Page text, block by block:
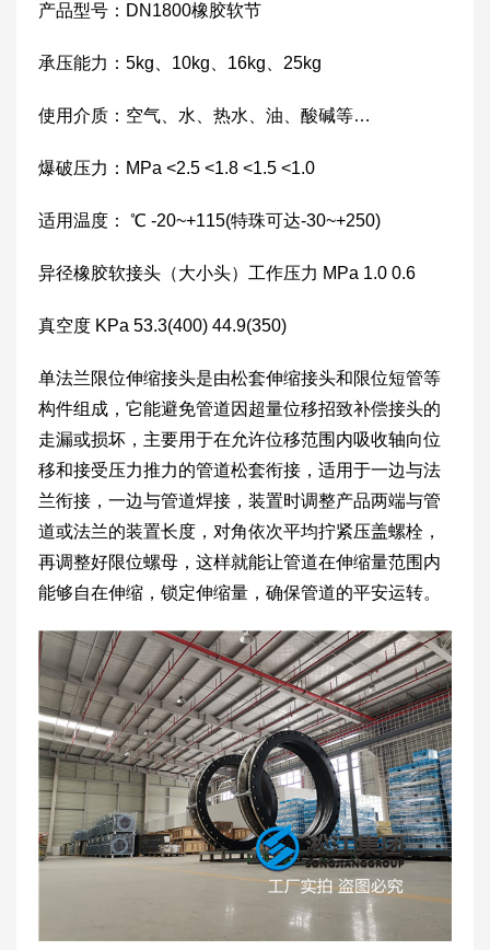
产品型号：DN1800橡胶软节
承压能力：5kg、10kg、16kg、25kg
使用介质：空气、水、热水、油、酸碱等…
爆破压力：MPa <2.5 <1.8 <1.5 <1.0
适用温度： ℃ -20~+115(特珠可达-30~+250)
异径橡胶软接头（大小头）工作压力 MPa 1.0 0.6
真空度 KPa 53.3(400) 44.9(350)
单法兰限位伸缩接头是由松套伸缩接头和限位短管等
构件组成，它能避免管道因超量位移招致补偿接头的
走漏或损坏，主要用于在允许位移范围内吸收轴向位
移和接受压力推力的管道松套衔接，适用于一边与法
兰衔接，一边与管道焊接，装置时调整产品两端与管
道或法兰的装置长度，对角依次平均拧紧压盖螺栓，
再调整好限位螺母，这样就能让管道在伸缩量范围内
能够自在伸缩，锁定伸缩量，确保管道的平安运转。